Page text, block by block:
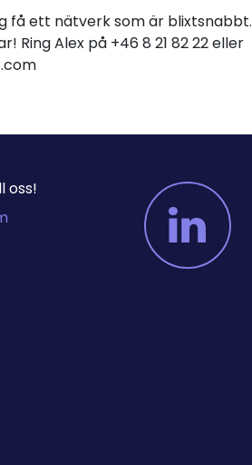
få ett nätverk som är blixtsnabbt.
Ring Alex på +46 8 21 82 22 eller
oss!